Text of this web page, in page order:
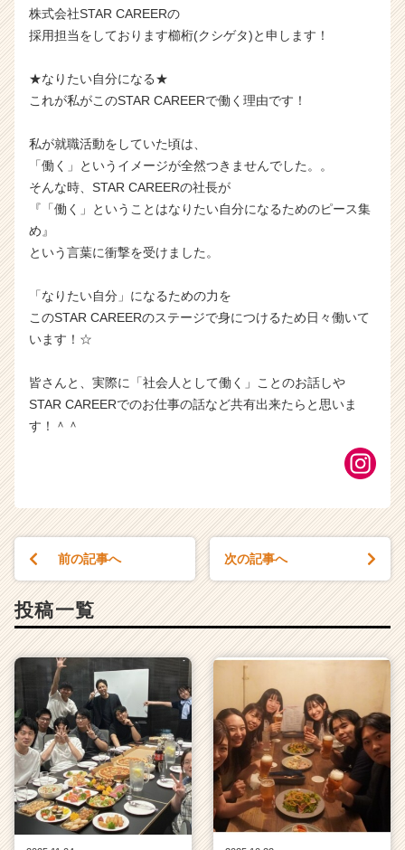
株式会社STAR CAREERの
採用担当をしております櫛桁(クシゲタ)と申します！
★なりたい自分になる★
これが私がこのSTAR CAREERで働く理由です！
私が就職活動をしていた頃は、
「働く」というイメージが全然つきませんでした。。
そんな時、STAR CAREERの社長が
『「働く」ということはなりたい自分になるためのピース集
め』
という言葉に衝撃を受けました。
「なりたい自分」になるための力を
このSTAR CAREERのステージで身につけるため日々働いて
います！☆
皆さんと、実際に「社会人として働く」ことのお話しや
STAR CAREERでのお仕事の話など共有出来たらと思いま
す！＾＾
前の記事へ 次の記事へ
投稿一覧